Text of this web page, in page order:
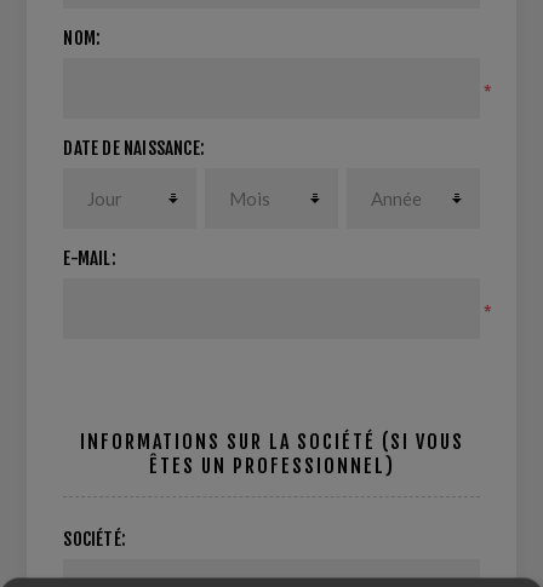
NOM:
*
DATE DE NAISSANCE:
E-MAIL:
*
INFORMATIONS SUR LA SOCIÉTÉ (SI VOUS
ÊTES UN PROFESSIONNEL)
SOCIÉTÉ: